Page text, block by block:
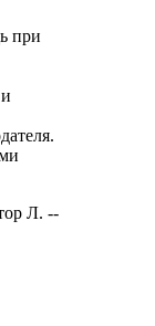
при
Л. --